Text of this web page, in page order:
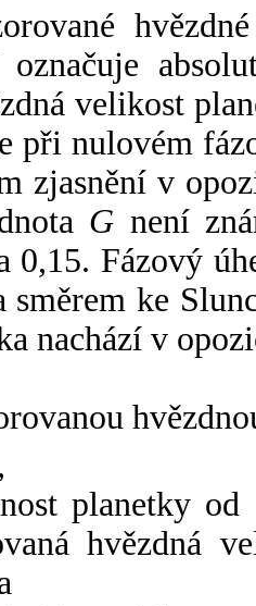
velikost
při nulovém
zjasnění v
G není
0,15. Fázový
ke
nachází v
,
planetky od
hvězdná